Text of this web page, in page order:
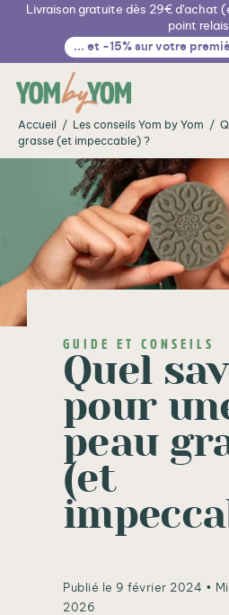
Livraison gratuite dès 29€ d'achat
point
... et -15% sur votre
Accueil / Les conseils Yom by Yom /
grasse (et impeccable) ?
GUIDE ET CONSEILS
Quel
pour
peau
(et
Publié le 9 février 2024 •
2026
Cookies management panel